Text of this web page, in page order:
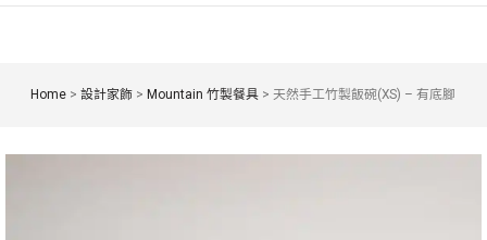
Home >設計家飾 > Mountain 竹製餐具 >天然手工竹製飯碗(XS) – 有底腳